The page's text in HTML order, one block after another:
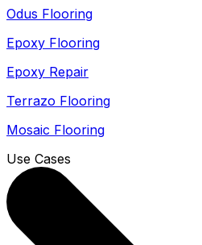
Odus Flooring
Epoxy Flooring
Epoxy Repair
Terrazo Flooring
Mosaic Flooring
Use Cases